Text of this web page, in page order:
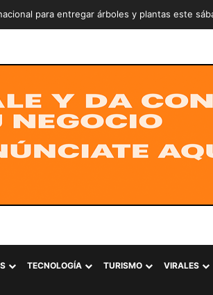
para entregar árboles y plantas este
TECNOLOGÍA TURISMO VIRALES